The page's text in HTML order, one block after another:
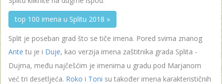
top 100 imena u Splitu 2018 »
Split je poseban grad što se tiče imena. Pored svima znanog
Ante tu je i Duje, kao verzija imena zaštitnika grada Splita -
Dujma, među najčešćim je imenima u gradu pod Marjanom
već tri desetljeća. Roko i Toni su također imena karakterističnih